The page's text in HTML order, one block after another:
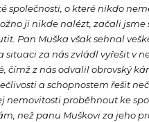
společnosti, o které nikdo
ji nikde nalézt, začali jsme
Pan Muška však sehnal
situaci za nás zvládl vyřešit v
čímž z nás odvalil obrovský
a schopnostem řešit
nemovitosti proběhnout ke
než panu Muškovi za jeho